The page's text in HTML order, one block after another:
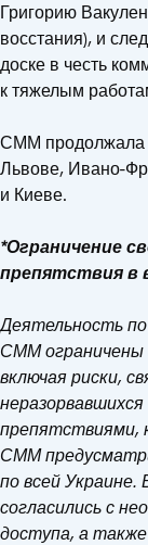
Григорию
восстания), и
доске в честь
к тяжелым
СММ продолжала
Львове, Ивано-
и Киеве.
*Ограничение
препятствия в
Деятельность
СММ ограничены
включая риски,
препятствиями,
СММ
по всей
согласились с
доступа, а